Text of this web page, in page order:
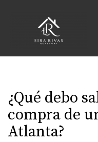
¿Qué debo
compra de
Atlanta?